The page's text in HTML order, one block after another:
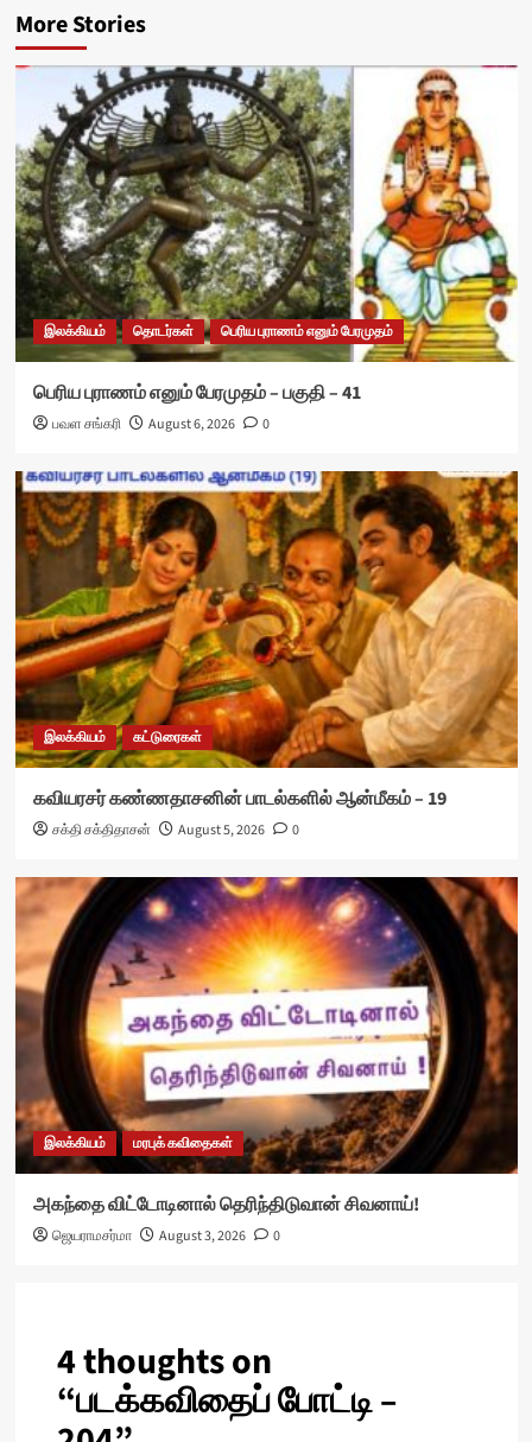
More Stories
இலக்கியம் தொடர்கள் பெரிய புராணம் எனும் பேரமுதம்
பெரிய புராணம் எனும் பேரமுதம் – பகுதி – 41
பவள சங்கரி August 6, 2026 0
இலக்கியம் கட்டுரைகள்
கவியரசர் கண்ணதாசனின் பாடல்களில் ஆன்மீகம் – 19
சக்தி சக்திதாசன் August 5, 2026 0
இலக்கியம் மரபுக் கவிதைகள்
அகந்தை விட்டோடினால் தெரிந்திடுவான் சிவனாய்!
ஜெயராமசர்மா August 3, 2026 0
4 thoughts on
“படக்கவிதைப் போட்டி –